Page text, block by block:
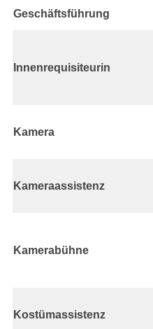
Geschäftsführung
Innenrequisiteurin
Kamera
Kameraassistenz
Kamerabühne
Kostümassistenz